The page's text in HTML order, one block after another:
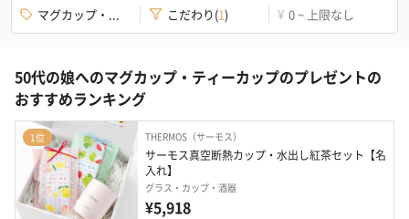
マグカップ・... こだわり(1) ¥ 0 ~ 上限なし
50代の娘へのマグカップ・ティーカップのプレゼントの
おすすめランキング
1位 THERMOS（サーモス）
サーモス真空断熱カップ・水出し紅茶セット【名
入れ】
グラス・カップ・酒器
¥5,918